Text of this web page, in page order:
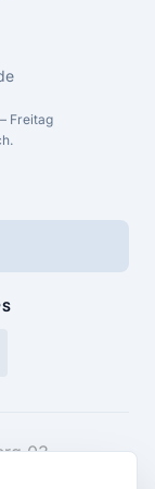
Freitag